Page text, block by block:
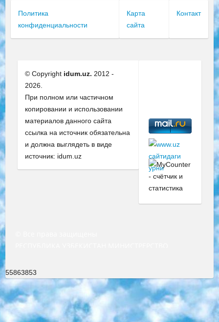
Политика
конфиденциальности
Карта
сайта
Контакт
© Copyright idum.uz. 2012 -
2026.
При полном или частичном
копировании и использовании
материалов данного сайта
ссылка на источник обязательна
и должна выглядеть в виде
источник: idum.uz
55863853